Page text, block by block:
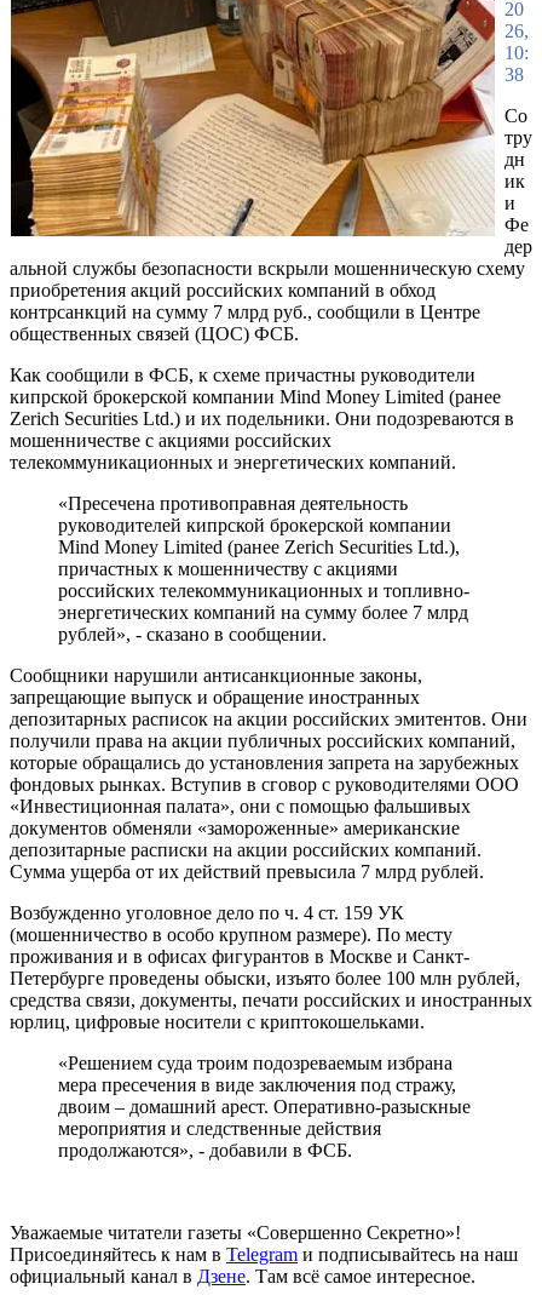
20
26,
10:
38
Со
тру
дн
ик
и
Фе
дер
альной службы безопасности вскрыли мошенническую схему
приобретения акций российских компаний в обход
контрсанкций на сумму 7 млрд руб., сообщили в Центре
общественных связей (ЦОС) ФСБ.
Как сообщили в ФСБ, к схеме причастны руководители
кипрской брокерской компании Mind Money Limited (ранее
Zerich Securities Ltd.) и их подельники. Они подозреваются в
мошенничестве с акциями российских
телекоммуникационных и энергетических компаний.
«Пресечена противоправная деятельность
руководителей кипрской брокерской компании
Mind Money Limited (ранее Zerich Securities Ltd.),
причастных к мошенничеству с акциями
российских телекоммуникационных и топливно-
энергетических компаний на сумму более 7 млрд
рублей», - сказано в сообщении.
Сообщники нарушили антисанкционные законы,
запрещающие выпуск и обращение иностранных
депозитарных расписок на акции российских эмитентов. Они
получили права на акции публичных российских компаний,
которые обращались до установления запрета на зарубежных
фондовых рынках. Вступив в сговор с руководителями ООО
«Инвестиционная палата», они с помощью фальшивых
документов обменяли «замороженные» американские
депозитарные расписки на акции российских компаний.
Сумма ущерба от их действий превысила 7 млрд рублей.
Возбужденно уголовное дело по ч. 4 ст. 159 УК
(мошенничество в особо крупном размере). По месту
проживания и в офисах фигурантов в Москве и Санкт-
Петербурге проведены обыски, изъято более 100 млн рублей,
средства связи, документы, печати российских и иностранных
юрлиц, цифровые носители с криптокошельками.
«Решением суда троим подозреваемым избрана
мера пресечения в виде заключения под стражу,
двоим – домашний арест. Оперативно-разыскные
мероприятия и следственные действия
продолжаются», - добавили в ФСБ.
Уважаемые читатели газеты «Совершенно Секретно»!
Присоединяйтесь к нам в Telegram и подписывайтесь на наш
официальный канал в Дзене. Там всё самое интересное.